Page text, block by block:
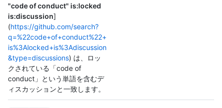
"code of conduct" is:locked
is:discussion]
(https://github.com/search?
q=%22code+of+conduct%22+
is%3Alocked+is%3Adiscussion
&type=discussions) は、ロッ
クされている「code of
conduct」という単語を含むデ
ィスカッションと一致します。